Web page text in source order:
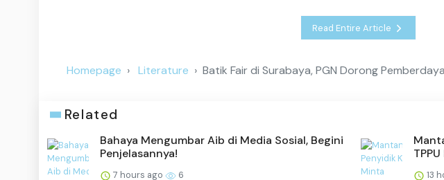
Read Entire Article
Homepage Literature Batik Fair di Surabaya, PGN Dorong
Related
Bahaya Mengumbar Aib di Media Sosial, Begini
Penjelasannya!
7 hours ago 6 13